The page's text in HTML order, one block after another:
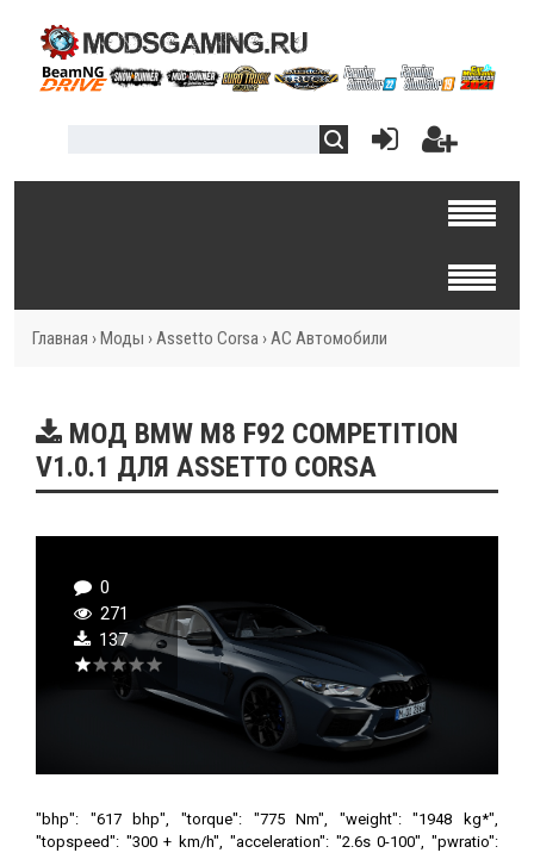
Главная › Моды ›Assetto Corsa ›AC Автомобили
МОД BMW M8 F92 COMPETITION
V1.0.1 ДЛЯ ASSETTO CORSA
0
271
137
"bhp": "617 bhp", "torque": "775 Nm", "weight": "1948 kg*",
"topspeed": "300 + km/h", "acceleration": "2.6s 0-100", "pwratio":